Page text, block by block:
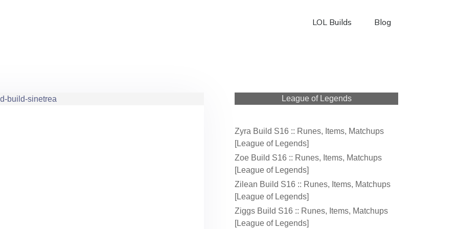
LOL Builds Blog
League of Legends
Zyra Build S16 :: Runes, Items, Matchups
[League of Legends]
Zoe Build S16 :: Runes, Items, Matchups
[League of Legends]
Zilean Build S16 :: Runes, Items, Matchups
[League of Legends]
Ziggs Build S16 :: Runes, Items, Matchups
[League of Legends]